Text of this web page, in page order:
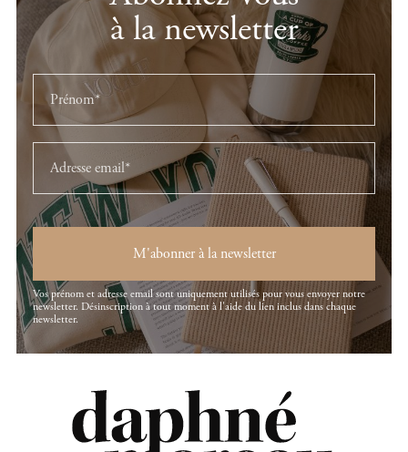
à la newsletter
M'abonner à la newsletter
Vos prénom et adresse email sont uniquement utilisés pour vous envoyer notre
newsletter. Désinscription à tout moment à l'aide du lien inclus dans chaque
newsletter.